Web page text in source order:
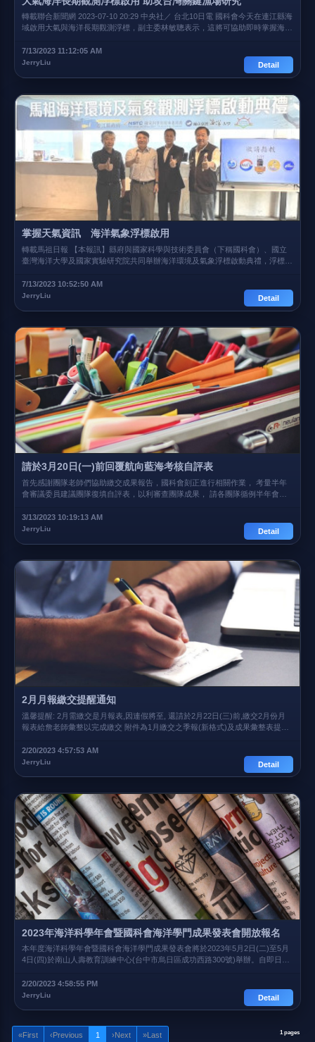
洋氣象長期觀測浮標網，並與中央氣象局外洋浮標相輔相成，達成乾淨海洋、健
康海洋、韌性海洋、安全海洋、預報海洋、資源共享、資料透明等的目標。 原
文連結
轉載聯合新聞網 2023-07-10 20:29 中央社／ 台北10日電 國科會今天在連江縣海
域啟用大氣與海洋長期觀測浮標，副主委林敏聰表示，這將可協助即時掌握海氣
漁場及其受環境變動的影響，也尤其重要。 國科會為因應全球氣候變遷影響，
防範海洋環境驟變造成台灣漁業經濟及海洋生態影響，今天由國科會副主委林敏
聰、國立台灣海洋大學校長許泰文、台灣海洋聯盟召集人蔣國平，及國立台灣大
觀測浮標。 國科會發布新聞稿指出，連江縣位處台灣海峽西北角靠近中國沿岸
一個很特別的沿岸海域，除受閩江水影響外，也是冬季大陸低溫低鹽沿岸流進入
台灣海峽的必經之地，因此可說是台灣海峽南部澎湖海域低溫寒害預警的前哨
站。 國科會表示，這次於當地海域設置海洋定點浮標，除監測該海域氣象及水
溫、鹽度、波浪測量的即時數據，並可以提供長期時間序列觀測，協助台灣海洋
生態及漁業面對氣候變遷所帶來風險，即時提出對應機制。 林敏聰說，運用人
工智慧科技、物聯網與雲端科技等，發展數位化環境監測是國際趨勢，而海洋永
續議題涵蓋的面向非常廣泛，涉及多方的利害關係人，因此需要好的調查數據，
提供必要的資訊，並進行跨界解析，以便為海洋未來做出正確決定。 他指出，
這次於連江縣海域設置浮標除可監控沿岸冷水變化、即時掌握海氣象變化，更可
成為探究全球變遷、海洋暖化的基礎；而浮標產出長期觀測資料，對研究台灣關
鍵漁場及其受環境變動的影響，尤其重要。 國科會表示，這次由連江縣海域出
發，預計持續編織南竿、台灣東北、綠島、蘭嶼、西太平洋海等6個關鍵海域環
境及海洋氣象長期觀測浮標網，並與中央氣象局外洋浮標相輔相成，達成乾淨海
洋、健康海洋、韌性海洋、安全海洋、預報海洋、資源共享、資料透明等的目
標。 原文內容
7/13/2023 11:12:05 AM
JerryLiu Detail
掌握天氣資訊 海洋氣象浮標啟用
轉載馬祖日報 【本報訊】縣府與國家科學與技術委員會（下稱國科會）、國立
臺灣海洋大學及國家實驗研究院共同舉辦海洋環境及氣象浮標啟動典禮，浮標設
時掌握海氣象變化，是探究全球變遷、海洋暖化的基礎外，浮標產出的長期觀測
資料有助於探究藍眼淚現象與環境變化影響關鍵參考依據。 馬祖位處臺灣管轄
海域之最北疆，特殊的沿岸海域為馬祖帶來天然漁場，孕育水產養殖最佳場域，
工作之一。 海洋浮標觀測技術在1990年代從美國引進台灣，首先是用於研究聖
嬰、反聖嬰現象。這次使用的已是第三代海洋氣象觀測浮標，學界協力廠商合作
開發，技術、硬體更加成熟，有效掌握各類海洋氣象資訊。 浮標在4月中旬完成
設置啟用，並有效記錄溫度、鹽度、海流等多種數據，啟動典禮10日下午在芙
蓉澳藍眼淚生態館舉行，縣長王忠銘偕同國科會副主任委員林敏聰、海大校長許
泰文、議長張永江、副議長林明揚及臺灣海洋聯盟蔣國平教授與詹森教授等人啟
用海洋環境及氣象觀測浮標。 王忠銘表示，馬祖為冬季大陸低溫低鹽沿岸流進
入臺灣海峽的必經之地，因此可說是臺灣海峽南部、澎湖海域低溫寒害預警的前
哨站，設置馬祖海洋浮標將即時回傳氣象及水溫、鹽度、波浪測量的即時數據，
以數位通訊傳輸即時監測海域環境，縣府將全力協助推動海洋研究，打造安全海
洋，守護馬祖海域環境。 原文網頁連結
7/13/2023 10:52:50 AM
JerryLiu Detail
請於3月20日(一)前回覆航向藍海考核自評表
首先感謝團隊老師們協助繳交成果報告，國科會刻正進行相關作業， 考量半年
會審議委員建議團隊復填自評表，以利審查團隊成果， 請各團隊循例半年會之
回覆至推動辦公室。 以上說明 謝謝
3/13/2023 10:19:13 AM
JerryLiu Detail
2月月報繳交提醒通知
溫馨提醒: 2月需繳交是月報表,因連假將至, 還請於2月22日(三)前,繳交2月份月
報表給詹老師彙整以完成繳交 附件為1月繳交之季報(新格式)及成果彙整表提供
2/20/2023 4:57:53 AM
JerryLiu Detail
2023年海洋科學年會暨國科會海洋學門成果發表會開放報名
本年度海洋科學年會暨國科會海洋學門成果發表會將於2023年5月2日(二)至5月
4日(四)於南山人壽教育訓練中心(台中市烏日區成功西路300號)舉辦。自即日起
格。非會員欲入會者，可先連絡學會秘書處後再報名。 (2) 2月10日至3月10日
報名者享早鳥價優惠，一律以線上報名方式，不接受現場報名。請至報名網站上
依序填寫資料及完成繳費後即完成報名程序。 (3) 請注意各項截止日程，於期限
子郵件寄至學會信箱。 (4) 會議內容分為(a)專題演講(b)青年論壇(c)海報展示與
(d)海報競賽等項，請於註冊時勾選欲參加之議程主題。 (5) 若僅參加年會者，
2/20/2023 4:58:55 PM
JerryLiu Detail
«First ‹Previous 1 ›Next »Last
1 pages